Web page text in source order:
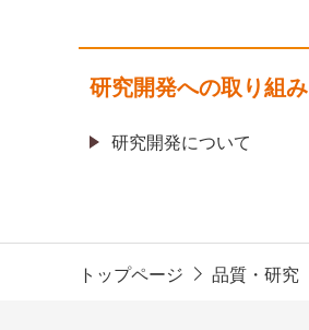
研究開発への取り組み
研究開発について
トップページ 品質・研究